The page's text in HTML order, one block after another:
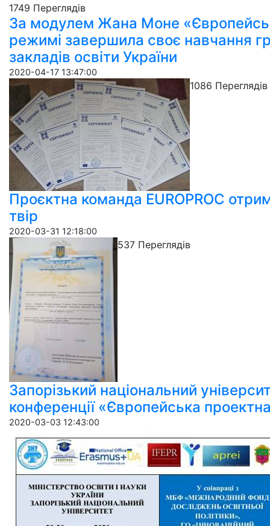
1749 Пере­гля­дів
За модулем Жана Моне
режимі завершила своє навчання
закладів освіти України
2020-04-17 13:47:00
1086 Пере­гля­дів
Проєктна команда EUROPROC
твір
2020-03-31 12:18:00
537 Пере­гля­дів
Запорізький національний
конференції «Європейська
2020-03-03 12:43:00